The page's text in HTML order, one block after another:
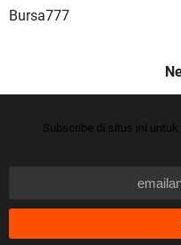
dengan Cheat
Bursa777
Subscribe di situs ini